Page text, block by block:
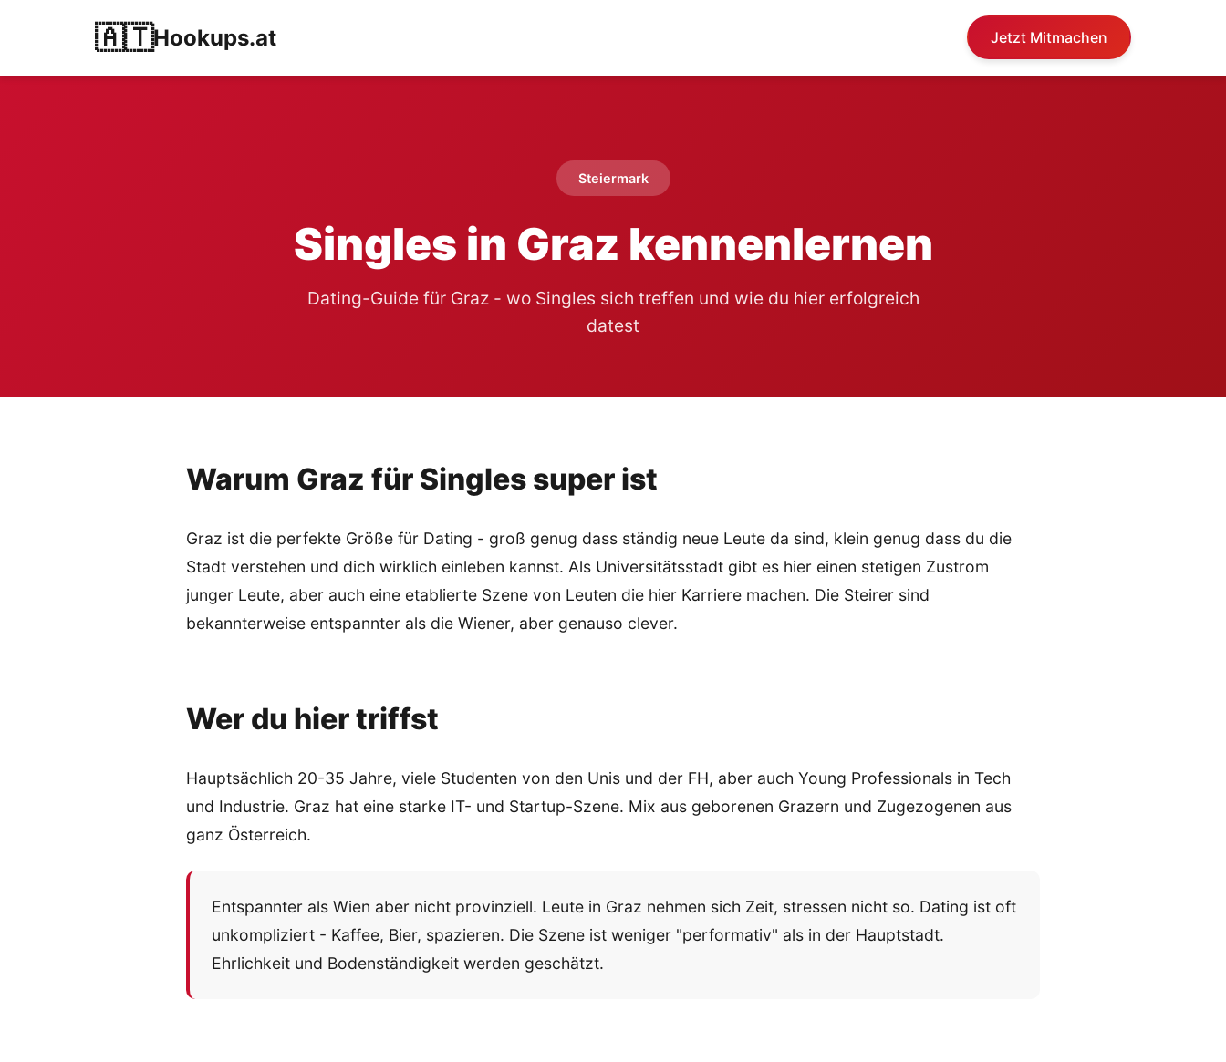
🇦🇹Hookups.at Jetzt Mitmachen
Steiermark
Singles in Graz kennenlernen
Dating-Guide für Graz - wo Singles sich treffen und wie du hier erfolgreich
datest
Warum Graz für Singles super ist
Graz ist die perfekte Größe für Dating - groß genug dass ständig neue Leute da sind, klein genug dass du die
Stadt verstehen und dich wirklich einleben kannst. Als Universitätsstadt gibt es hier einen stetigen Zustrom
junger Leute, aber auch eine etablierte Szene von Leuten die hier Karriere machen. Die Steirer sind
bekannterweise entspannter als die Wiener, aber genauso clever.
Wer du hier triffst
Hauptsächlich 20-35 Jahre, viele Studenten von den Unis und der FH, aber auch Young Professionals in Tech
und Industrie. Graz hat eine starke IT- und Startup-Szene. Mix aus geborenen Grazern und Zugezogenen aus
ganz Österreich.
Entspannter als Wien aber nicht provinziell. Leute in Graz nehmen sich Zeit, stressen nicht so. Dating ist oft
unkompliziert - Kaffee, Bier, spazieren. Die Szene ist weniger "performativ" als in der Hauptstadt.
Ehrlichkeit und Bodenständigkeit werden geschätzt.